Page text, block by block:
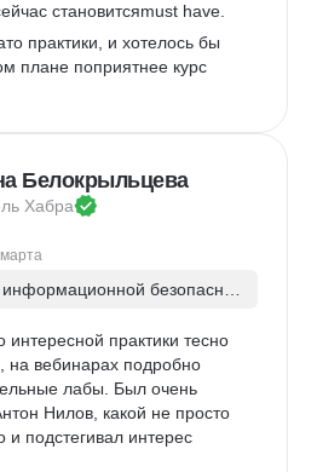
становитсяmust have.
практики, и хотелось бы
плане поприятнее курс
Белокрыльцева
Хабра
безопаснос
интересной практики тесно
на вебинарах подробно
лабы. Был очень
Нилов, какой не просто
подстегивал интерес